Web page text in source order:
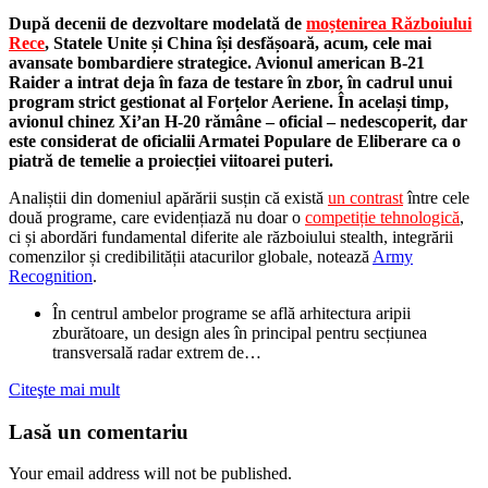
După decenii de dezvoltare modelată de moștenirea Războiului
Rece, Statele Unite și China își desfășoară, acum, cele mai
avansate bombardiere strategice. Avionul american B-21
Raider a intrat deja în faza de testare în zbor, în cadrul unui
program strict gestionat al Forțelor Aeriene. În același timp,
avionul chinez Xi’an H-20 rămâne – oficial – nedescoperit, dar
este considerat de oficialii Armatei Populare de Eliberare ca o
piatră de temelie a proiecției viitoarei puteri.
Analiștii din domeniul apărării susțin că există un contrastîntre cele
două programe, care evidențiază nu doar o competiție tehnologică,
ci și abordări fundamental diferite ale războiului stealth, integrării
comenzilor și credibilității atacurilor globale, notează Army
Recognition.
În centrul ambelor programe se află arhitectura aripii
zburătoare, un design ales în principal pentru secțiunea
transversală radar extrem de…
Citeşte mai mult
Lasă un comentariu
Your email address will not be published.